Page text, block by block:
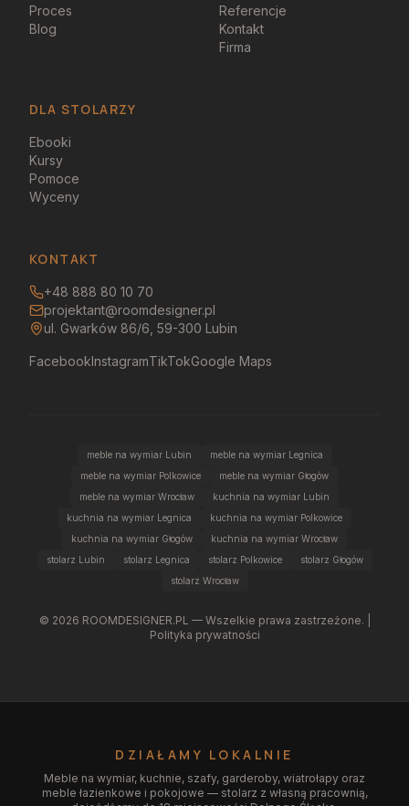
Proces
Blog
Referencje
Kontakt
Firma
DLA STOLARZY
Ebooki
Kursy
Pomoce
Wyceny
KONTAKT
+48 888 80 10 70
projektant@roomdesigner.pl
ul. Gwarków 86/6, 59-300 Lubin
FacebookInstagramTikTokGoogle Maps
meble na wymiar Lubin
meble na wymiar Legnica
meble na wymiar Polkowice
meble na wymiar Głogów
meble na wymiar Wrocław
kuchnia na wymiar Lubin
kuchnia na wymiar Legnica
kuchnia na wymiar Polkowice
kuchnia na wymiar Głogów
kuchnia na wymiar Wrocław
stolarz Lubin
stolarz Legnica stolarz Polkowice
stolarz Głogów
stolarz Wrocław
© 2026 ROOMDESIGNER.PL — Wszelkie prawa zastrzeżone. |
Polityka prywatności
DZIAŁAMY LOKALNIE
Meble na wymiar, kuchnie, szafy, garderoby, wiatrołapy oraz
meble łazienkowe i pokojowe — stolarz z własną pracownią,